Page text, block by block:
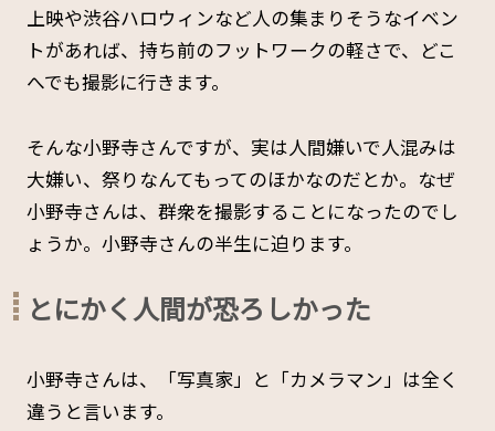
上映や渋谷ハロウィンなど人の集まりそうなイベン
トがあれば、持ち前のフットワークの軽さで、どこ
へでも撮影に行きます。
そんな小野寺さんですが、実は人間嫌いで人混みは
大嫌い、祭りなんてもってのほかなのだとか。なぜ
小野寺さんは、群衆を撮影することになったのでし
ょうか。小野寺さんの半生に迫ります。
とにかく人間が恐ろしかった
小野寺さんは、「写真家」と「カメラマン」は全く
違うと言います。